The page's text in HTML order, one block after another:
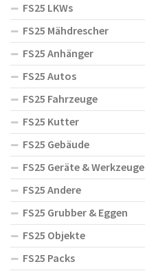
FS25 LKWs
FS25 Mähdrescher
FS25 Anhänger
FS25 Autos
FS25 Fahrzeuge
FS25 Kutter
FS25 Gebäude
FS25 Geräte & Werkzeuge
FS25 Andere
FS25 Grubber & Eggen
FS25 Objekte
FS25 Packs